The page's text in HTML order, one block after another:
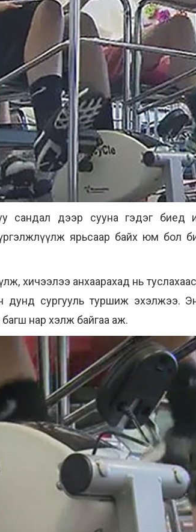
сандал дээр сууна гэдэг биед
үргэлжлүүлж ярьсаар байх юм бол
хичээлээ анхаарахад нь
дунд сургууль туршиж эхэлжээ.
нар хэлж байгаа аж.